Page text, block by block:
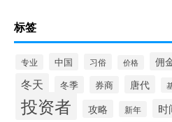
标签
专业 中国 习俗 价格 佣
冬天
冬季 券商 唐代
投资者 攻略 新年 时